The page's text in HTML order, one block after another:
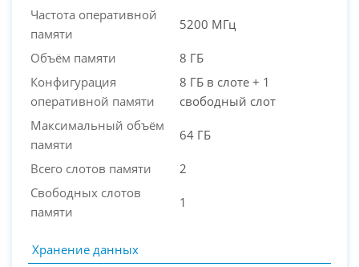
Частота оперативной
памяти
5200 МГц
Объём памяти
8 ГБ
Конфигурация
оперативной памяти
8 ГБ в слоте + 1
свободный слот
Максимальный объём
памяти
64 ГБ
Всего слотов памяти
2
Свободных слотов
памяти
1
Хранение данных